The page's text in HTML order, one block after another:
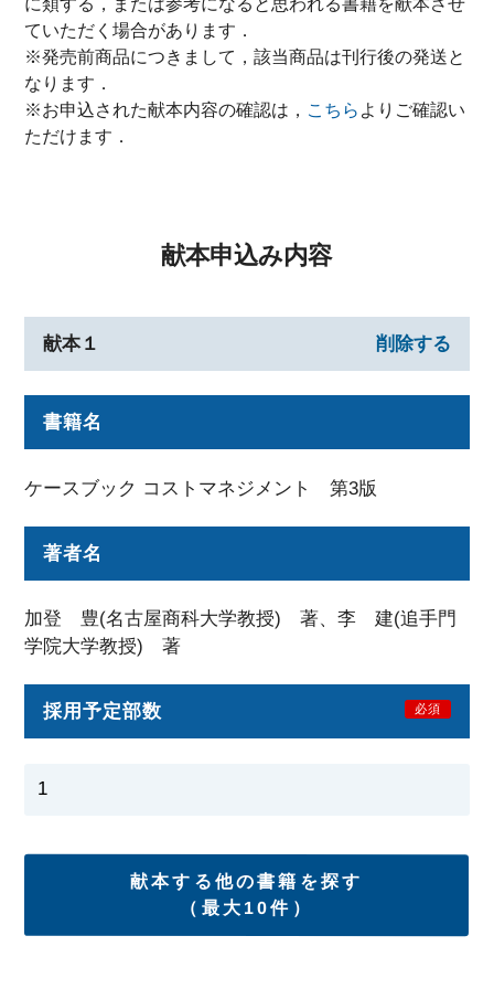
ていただく場合があります．
※発売前商品につきまして，該当商品は刊行後の発送と
なります．
※お申込された献本内容の確認は， こちら よりご確認い
ただけます．
献本申込み内容
献本１ 削除する
書籍名
ケースブック コストマネジメント 第3版
著者名
加登 豊(名古屋商科大学教授) 著、李 建(追手門
学院大学教授) 著
採用予定部数 必須
献本する他の書籍を探す
（最大10件）